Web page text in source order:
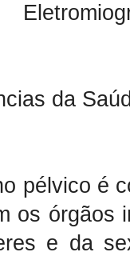
da
pélvico é
os órgãos
e da